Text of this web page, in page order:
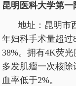
昆明医科大学第一
地址：昆明市
年妇科手术量超过
38%。拥有4K荧
多发肌瘤一次核除
血率低于2%。